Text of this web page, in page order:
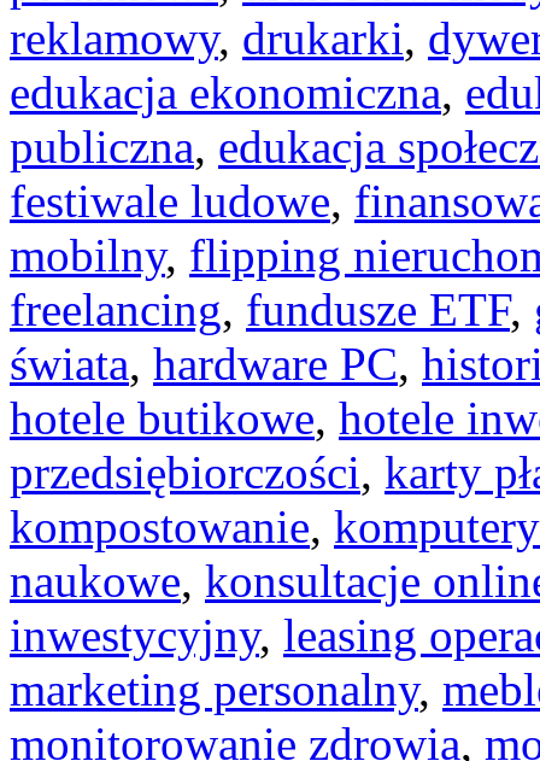
reklamowy, drukarki,
edukacja ekonomiczna,
publiczna, edukacja
festiwale ludowe,
mobilny, flipping
freelancing, fundusze ETF,
świata, hardware PC,
hotele butikowe, hotele
przedsiębiorczości, karty
kompostowanie,
naukowe, konsultacje
inwestycyjny, leasing
marketing personalny,
monitorowanie zdrowia,